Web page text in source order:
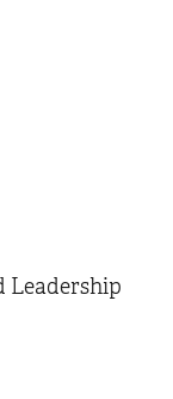
Leadership